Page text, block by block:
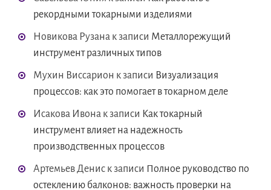
рекордными токарными изделиями
Новикова Рузана к записи Металлорежущий
инструмент различных типов
Мухин Виссарион к записи Визуализация
процессов: как это помогает в токарном деле
Исакова Ивона к записи Как токарный
инструмент влияет на надежность
производственных процессов
Артемьев Денис к записи Полное руководство по
остеклению балконов: важность проверки на